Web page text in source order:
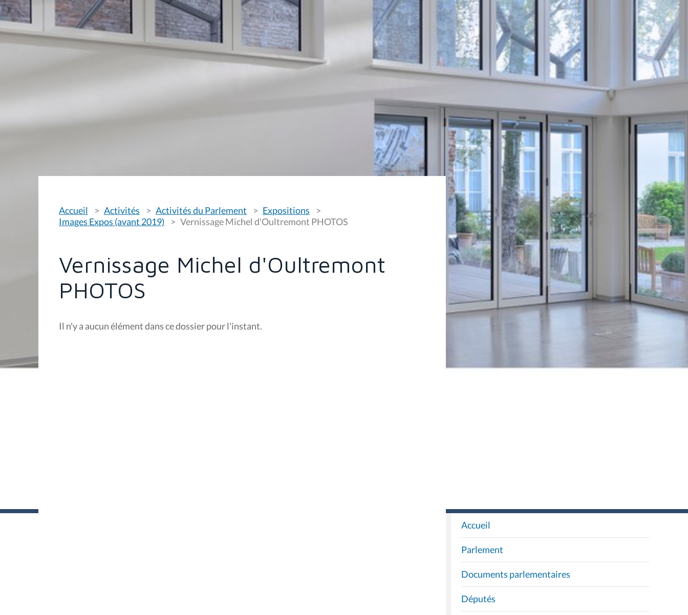
o
u
s
s
Accueil Activités Activités du Parlement
Expositions
Images Expos (avant 2019)
Vernissage Michel d'Oultremont PHOTOS
Vernissage Michel d'Oultremont
PHOTOS
Il n'y a aucun élément dans ce dossier pour l'instant.
N
A
V
I
G
A
T
Accueil
Parlement
Documents parlementaires
Députés